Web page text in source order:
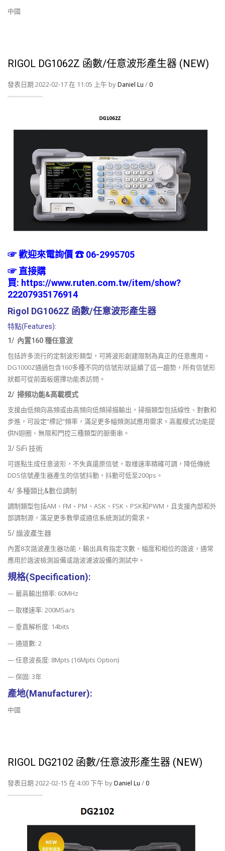
中國
RIGOL DG1062Z 函數/任意波形產生器 (NEW)
發表日期 2022-02-17 在 11:05 上午 byDaniel Lu / 0
☞ 歡迎來電詢價 ☎ 06-2995705
☞直接購
買: https://www.ruten.com.tw/item/show?
22207935176914
Rigol DG1062Z 函數/任意波形產生器
特點(Features):
1/ 內置160 種任意波
包括許多流行的定制波形類型，可將波形創建限制為真正的任意應用。
DG1000Z通過包含160多種不同的信號形狀延續了這一趨勢，所有信號形
狀都可從前面板選擇功能表訪問。
2/ 掃頻功能&高載模式
支援由低頻向高頻或由高頻向低頻掃描輸出，掃描類型包括線性、對數和
步進，可設定“標記”頻率，滿足更多幅頻測試應用需求。高載模式功能提
供N迴圈、無限和門控三種類型的脈衝串。
3/ SiFi 技術
可逐點生成任意波形，不失真還原信號，取樣速率精確可調，降低傳統
DDS信號產生器產生的信號抖動，抖動可低至200ps。
4/ 多種類比&數位調制
調制類型包括AM、FM、PM、ASK、FSK、PSK和PWM，且支援內部和外
部調制源，滿足更多教學或通信系統測試的需求。
5/ 諧波產生器
內置8次諧波產生器功能，輸出具有指定次數、幅度和相位的諧波，通常
應用於諧波檢測設備或諧波濾波設備的測試中。
規格(Specification):
— 最高輸出頻率: 60MHz
— 取樣速率: 200MSa/s
— 垂直解析度: 14bits
— 通道數: 2
— 任意波長度: 8Mpts (16Mpts Option)
— 保固: 3年
產地(Manufacturer):
中國
RIGOL DG2102 函數/任意波形產生器 (NEW)
發表日期 2022-02-15 在 4:00 下午 byDaniel Lu / 0